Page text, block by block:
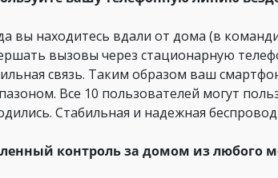
вы находитесь вдали от дома (в
вызовы через стационарную
связь. Таким образом ваш
Все 10 пользователей могут
Стабильная и надежная
контроль за домом из любого